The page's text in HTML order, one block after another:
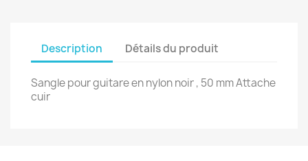
Description Détails du produit
Sangle pour guitare en nylon noir , 50 mm Attache
cuir